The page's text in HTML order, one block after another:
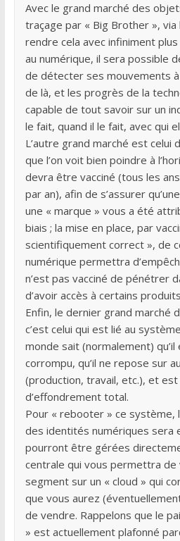
Avec le grand marché des
traçage par « Big Brother », via
rendre cela avec infiniment
au numérique, il sera possible
de détecter ses mouvements
de là, et les progrès de la
capable de tout savoir sur un
le fait, quand il le fait, avec qui
L’autre grand marché est celui
que l’on voit bien poindre à
devra être vacciné (tous les
par an), afin de s’assurer
une « marque » vous a été
biais ; la mise en place, par
scientifiquement correct », de
numérique permettra
n’est pas vacciné de pénétrer
d’avoir accès à certains
Enfin, le dernier grand marché
c’est celui qui est lié au
monde sait (normalement)
corrompu, qu’il ne repose sur
(production, travail, etc.), et est
d’effondrement total.
Pour « rebooter » ce système,
des identités numériques sera
pourront être gérées
centrale qui vous permettra de
segment sur un « cloud » qui
que vous aurez
de vendre. Rappelons que le
» est actuellement plafonné